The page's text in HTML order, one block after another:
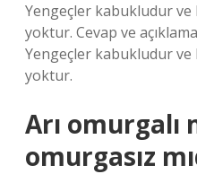
Yengeçler kabukludur ve
yoktur. Cevap ve
Yengeçler kabukludur ve
yoktur.
Arı omurgalı
omurgasız